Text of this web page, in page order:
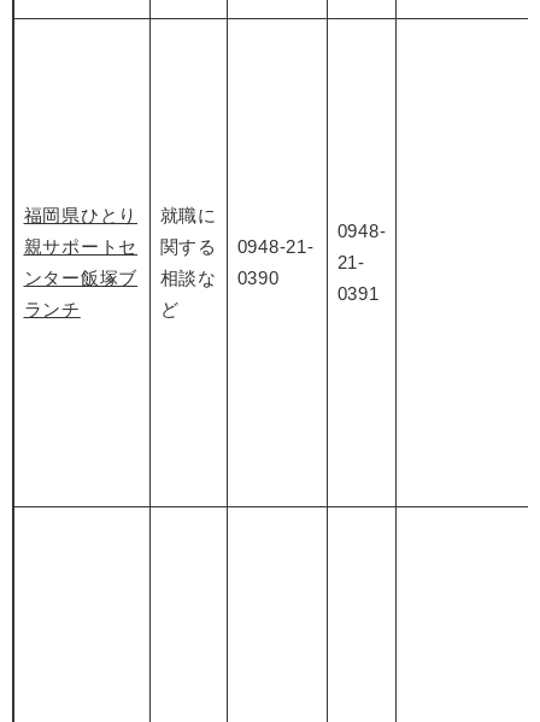
福岡県ひとり
親サポートセ
ンター飯塚ブ
ランチ
就職に
関する
相談な
ど
0948-21-
0390
0948-
21-
0391